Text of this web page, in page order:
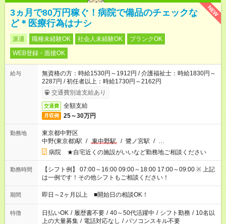
NEW
3ヵ月で80万円稼ぐ！病院で備品のチェックな
ど＊医療行為はナシ
派遣 職種未経験OK 社会人未経験OK
ブランクOK
WEB登録・面接OK
給与
無資格の方：時給1530円～1912円 / 介護福祉士：時給1830円～
2287円 / 初任者以上：時給1730円～2162円
交通費別途支給あり
交通費 全額支給
月収例 25～30万円
勤務地
東京都中野区
中野(東京都)駅 / 東中野駅 / 鷺ノ宮駅 / …
病院 ★自宅近くの施設がいいなど勤務地ご相談ください
勤務時間
【シフト例】 07:00～16:00 09:00～18:00 17:00～09:00 ※ 上記
は一例です！その他シフトもご相談ください！
期間 即日～2ヶ月以上 ■開始日の相談OK！
特徴 日払いOK / 履歴書不要 / 40～50代活躍中 / シフト勤務 / 10名以
上の大量募集 / 電話対応なし / パソコンスキル不要